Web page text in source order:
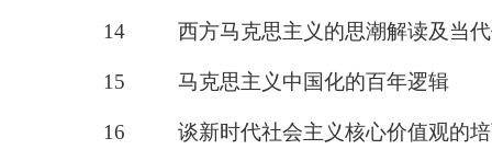
14 西方马克思主义的思潮解读及当
15 马克思主义中国化的百年逻辑
16 谈新时代社会主义核心价值观的